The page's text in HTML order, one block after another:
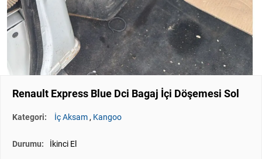
Renault Express Blue Dci Bagaj İçi Döşemesi Sol
Kategori: İç Aksam , Kangoo
Durumu: İkinci El